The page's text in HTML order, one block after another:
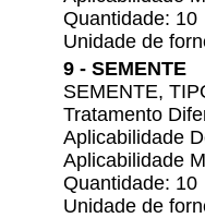
Quantidade: 10
Unidade de
9 - SEMENTE
SEMENTE,
Tratamento
Aplicabilidade
Aplicabilidade
Quantidade: 10
Unidade de